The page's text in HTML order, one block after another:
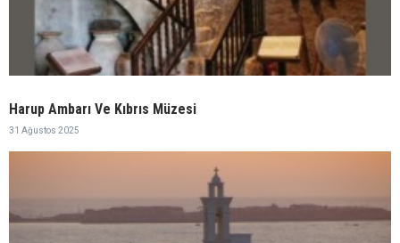
Harup Ambarı Ve Kıbrıs Müzesi
31 Ağustos 2025